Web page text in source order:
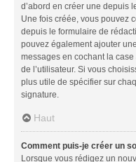
d’abord en créer une depuis
Une fois créée, vous pouvez
depuis le formulaire de
pouvez également ajouter
messages en cochant la
de l’utilisateur. Si vous
plus utile de spécifier sur
signature.
Haut
Comment puis-je créer un
Lorsque vous rédigez un